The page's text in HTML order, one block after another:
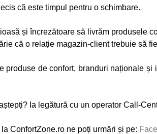
că este timpul pentru o schimbare.
și încrezătoare să livrăm produsele
că o relație magazin-client trebuie să
produse de confort, branduri naționale
Ia legătură cu un operator Call-
ConfortZone.ro ne poți urmări și pe: